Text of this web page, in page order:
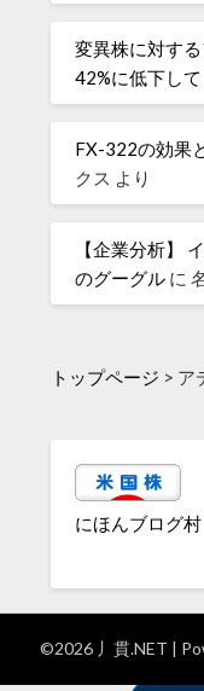
変異株に対す
42%に低下して
FX-322の効果
クス より
【企業分析】
のグーグル に
トップページ > ア
にほんブログ村
©2026 丿貫.NET |